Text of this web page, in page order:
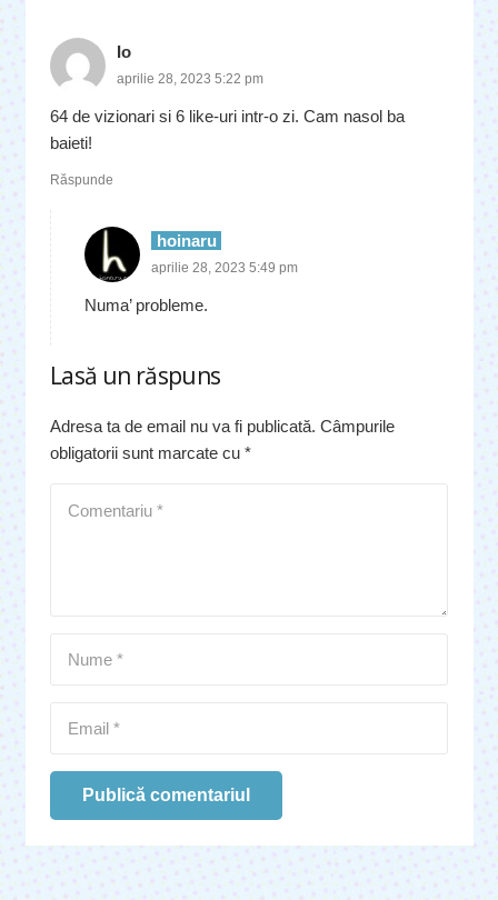
Io
aprilie 28, 2023 5:22 pm
64 de vizionari si 6 like-uri intr-o zi. Cam nasol ba
baieti!
Răspunde
hoinaru
aprilie 28, 2023 5:49 pm
Numa’ probleme.
Lasă un răspuns
Adresa ta de email nu va fi publicată. Câmpurile
obligatorii sunt marcate cu *
Publică comentariul